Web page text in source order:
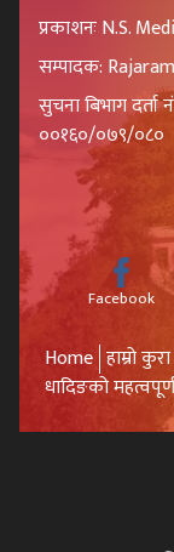
प्रकाशनः N.S.
सम्पादक:
सुचना बिभाग दर्ता
००१६०/०७९/०८०
Facebook
Home हाम्रो कुरा
धादिङको